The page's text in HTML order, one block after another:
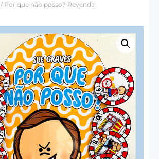
/ Por que não posso? Revenda